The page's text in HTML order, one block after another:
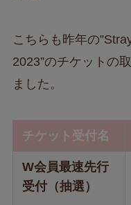
こちらも昨年の
2023”のチケットの
ました。
チケット受付名
W会員最速先行
受付（抽選）